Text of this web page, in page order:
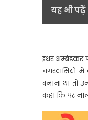
यह भी पढ़ें
इधर अम्बेडकर
नगरवासियों
बनाना था तो
कहा कि पर